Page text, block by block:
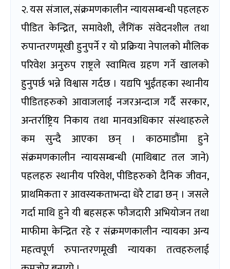
२. यस संजाल, संक्रमणकालीन न्यायसम्बन्धी पहलहरु
पीडित केन्द्रित, समावेशी, लैगिंक संवेदनशील तथा
रुपान्तरणमूखी हुनुपर्ने र यो प्रक्रिया नेपालको मौलिक
परिवेश अनुरुप राष्ट्रले स्वामित्व ग्रहण गर्ने खालको
हुनुपर्छ भन्ने विश्वास गर्दछ । यद्यपि भुईंतहका स्थानीय
पीडितहरुको आवाजलाई नजरअन्दाज गर्दै सरकार,
अन्तर्राष्ट्रिय निकाय तथा मानवअधिकार संस्थाहरुले
कम सुन्दै आएका छन् । काठमाडौंमा हुने
संक्रमणकालीन न्यायसम्बन्धी (माथिबाट तल जाने)
पहलहरु स्थानीय परिवेश, पीडिहरुको दैनिक जीवन,
प्राथमिकता र आवस्यकताभन्दा धेरै टाढा छन् । जसले
गर्दा माथि हुने यी बहसहरू फौजदारी अभियोजन तथा
माफीमा केन्द्रित रहे र संक्रमणकालीन न्यायका अन्य
महत्वपूर्ण रुपान्तरणमूखी न्यायका तत्वहरुलाई